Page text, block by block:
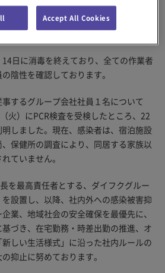
による調査で濃厚接触者と特定された
り15日に「陽性」であることが確認さ
在、宿泊施設や自宅で療養し、現在は
日に消毒を終えており、全ての作業者
陰性を確認しております。
するグループ会社社員１名について
火）にPCR検査を受検したところ、22
しました。現在、感染者は、宿泊施設
保健所の調査により、同居する家族以
ていません。
を最高責任者とする、ダイフクグルー
設置し、以降、社内外への感染被害抑
業、地域社会の安全確保を最優先に、
づき、在宅勤務・時差出勤の推進、オ
しい生活様式」に沿った社内ルールの
抑止に努めております。
Accept All Cookies